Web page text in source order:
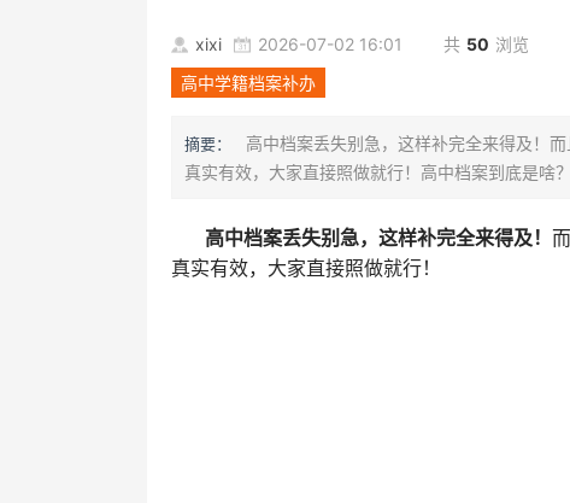
xixi 2026-07-02 16:01 共 50 浏览
高中学籍档案补办
摘要：
高中档案丢失别急，这样补完全来得及！
真实有效，大家直接照做就行！高中档案到底是啥
高中档案丢失别急，这样补完全来得及！
真实有效，大家直接照做就行！